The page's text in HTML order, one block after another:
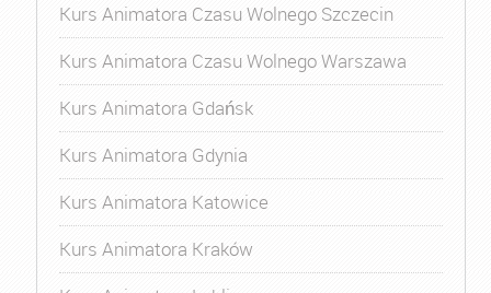
Kurs Animatora Czasu Wolnego Szczecin
Kurs Animatora Czasu Wolnego Warszawa
Kurs Animatora Gdańsk
Kurs Animatora Gdynia
Kurs Animatora Katowice
Kurs Animatora Kraków